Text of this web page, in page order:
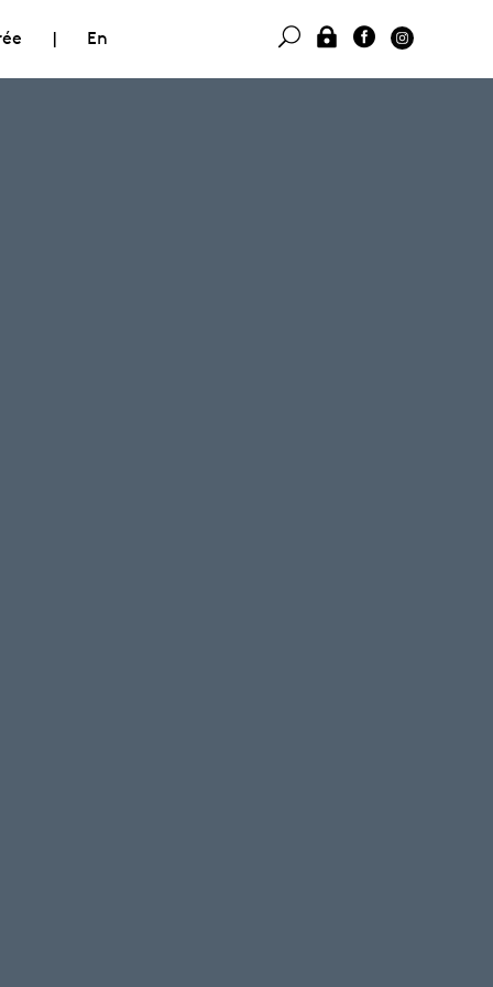
| En